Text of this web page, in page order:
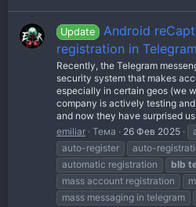
Update
Android
registration in Telegram
Recently, the Telegram
security system that makes
especially in certain geos (we
company is actively testing
and now they have surprised
emiliar Тема 26 Фев 2025
auto-register
auto-
automatic registration
blb
mass account registration
mass messaging in telegram